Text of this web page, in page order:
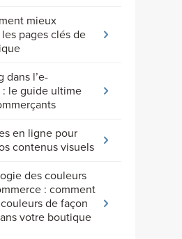
mieux
pages clés de
dans l’e-
: le guide ultime
en ligne pour
contenus visuels
des couleurs
: comment
de façon
votre boutique